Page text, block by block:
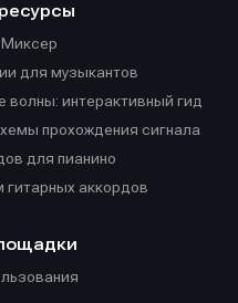
для музыкантов
волны: интерактивный гид
прохождения сигнала
для пианино
аккордов